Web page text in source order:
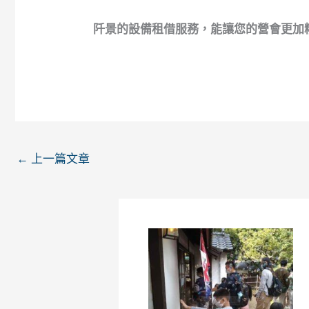
阡景的設備租借服務，能讓您的營會更加
← 上一篇文章